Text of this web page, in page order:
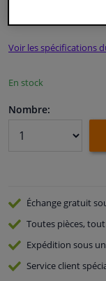
Camping-car,
Promotions et
Capteurs &
Voir les spécifications
En stock
Nombre:
Échange gratuit
Toutes pièces,
Expédition sous
Serviceclient